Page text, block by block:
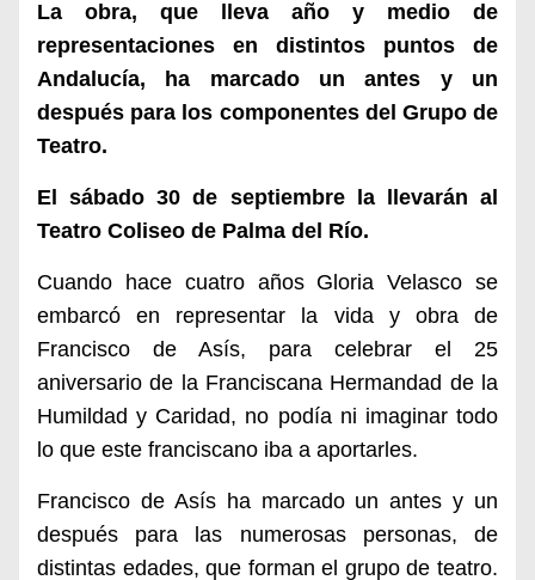
La obra, que lleva año y medio de
representaciones en distintos puntos de
Andalucía, ha marcado un antes y un
después para los componentes del Grupo de
Teatro.
El sábado 30 de septiembre la llevarán al
Teatro Coliseo de Palma del Río.
Cuando hace cuatro años Gloria Velasco se
embarcó en representar la vida y obra de
Francisco de Asís, para celebrar el 25
aniversario de la Franciscana Hermandad de la
Humildad y Caridad, no podía ni imaginar todo
lo que este franciscano iba a aportarles.
Francisco de Asís ha marcado un antes y un
después para las numerosas personas, de
distintas edades, que forman el grupo de teatro.